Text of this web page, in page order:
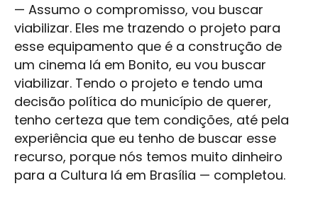
— Assumo o compromisso, vou buscar
viabilizar. Eles me trazendo o projeto para
esse equipamento que é a construção de
um cinema lá em Bonito, eu vou buscar
viabilizar. Tendo o projeto e tendo uma
decisão política do município de querer,
tenho certeza que tem condições, até pela
experiência que eu tenho de buscar esse
recurso, porque nós temos muito dinheiro
para a Cultura lá em Brasília — completou.